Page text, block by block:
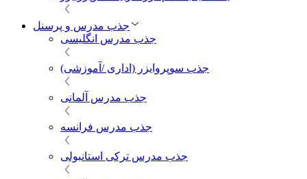
جذب مدرس و پرسنل
جذب مدرس انگلیسی
جذب سوپروایزر (اداری /آموزشی)
جذب مدرس آلمانی
جذب مدرس فرانسه
جذب مدرس ترکی استانبولی